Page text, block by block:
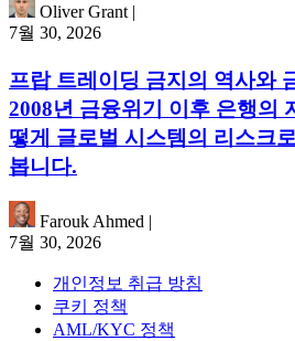
Oliver Grant |
7월 30, 2026
프랍 트레이딩 금지의 역사와
2008년 금융위기 이후 은행의
떻게 글로벌 시스템의 리스크
봅니다.
Farouk Ahmed |
7월 30, 2026
개인정보 취급 방침
쿠키 정책
AML/KYC 정책